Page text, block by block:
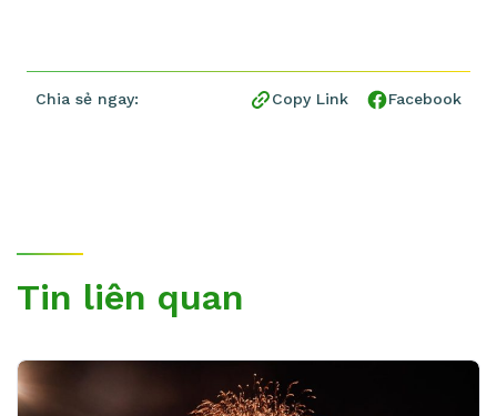
Chia sẻ ngay: Copy Link Facebook
Tin liên quan